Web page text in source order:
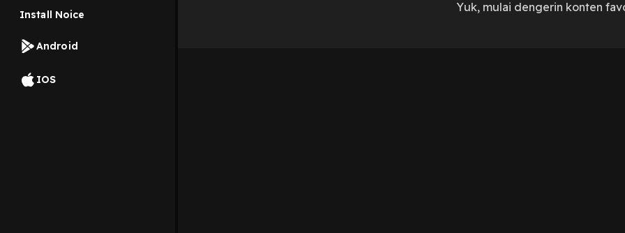
Install Noice
Android
IOS
Yuk, mulai dengerin konten